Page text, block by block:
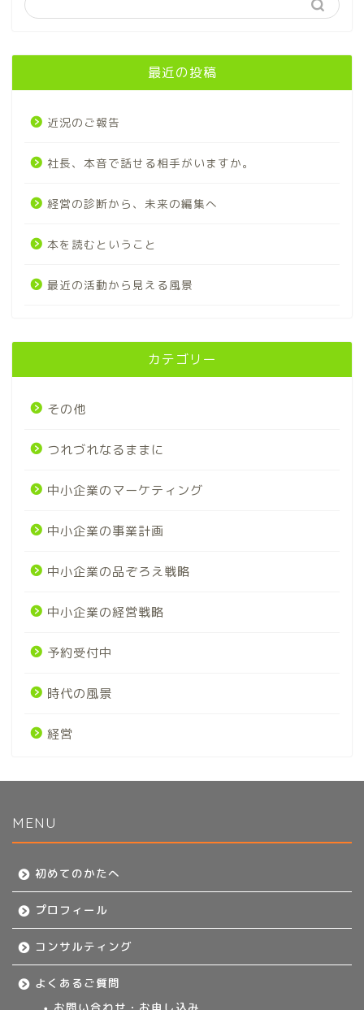
最近の投稿
近況のご報告
社長、本音で話せる相手がいますか。
経営の診断から、未来の編集へ
本を読むということ
最近の活動から見える風景
カテゴリー
その他
つれづれなるままに
中小企業のマーケティング
中小企業の事業計画
中小企業の品ぞろえ戦略
中小企業の経営戦略
予約受付中
時代の風景
経営
MENU
初めてのかたへ
プロフィール
コンサルティング
よくあるご質問